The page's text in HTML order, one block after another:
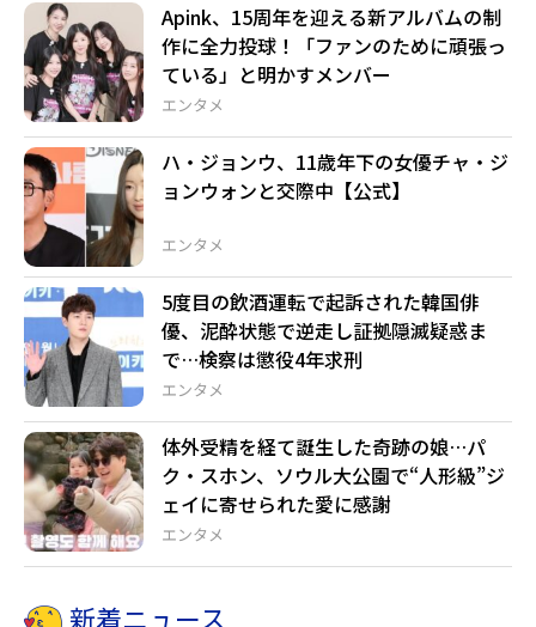
エンタメ
Apink、15周年を迎える新アルバムの制
作に全力投球！「ファンのために頑張っ
ている」と明かすメンバー
エンタメ
ハ・ジョンウ、11歳年下の女優チャ・ジ
ョンウォンと交際中【公式】
エンタメ
5度目の飲酒運転で起訴された韓国俳
優、泥酔状態で逆走し証拠隠滅疑惑ま
で…検察は懲役4年求刑
エンタメ
体外受精を経て誕生した奇跡の娘…パ
ク・スホン、ソウル大公園で“人形級”ジ
ェイに寄せられた愛に感謝
新着ニュース